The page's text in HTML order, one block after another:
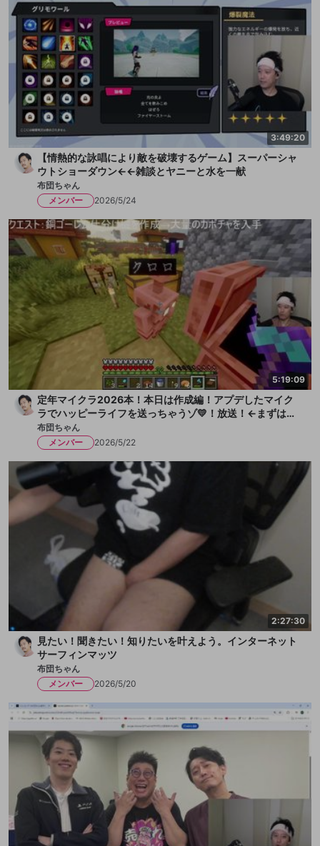
3:49:20
【情熱的な詠唱により敵を破壊するゲーム】スーパーシャ
ウトショーダウン←←雑談とヤニーと水を一献
布団ちゃん
メンバー
2026/5/24
5:19:09
定年マイクラ2026本！本日は作成編！アプデしたマイク
ラでハッピーライフを送っちゃうゾ💛！放送！←まずは水
を一献、そして枇杷ゼリーをちびっと
布団ちゃん
メンバー
2026/5/22
2:27:30
見たい！聞きたい！知りたいを叶えよう。インターネット
サーフィンマッツ
布団ちゃん
メンバー
2026/5/20